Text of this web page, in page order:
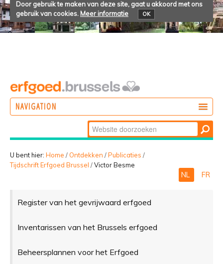
Door gebruik te maken van deze site, gaat u akkoord met ons
gebruik van cookies. Meer informatie OK
NAVIGATION
BELEVEN
Zoek
Geavanceerd
zoeken...
U bent hier: Home / Ontdekken /Publicaties /
Tijdschrift Erfgoed Brussel /Victor Besme
NL FR
Register van het gevrijwaard erfgoed
Inventarissen van het Brussels erfgoed
Beheersplannen voor het Erfgoed